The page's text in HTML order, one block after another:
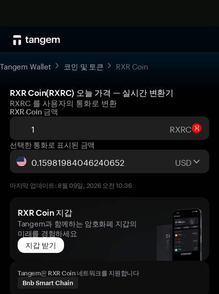
Tangem Wallet 코인 및 토큰 RXR Coin
RXR Coin(RXRC) 오늘 가격 — 실시간 변환기
RXRC 를 사용자의 통화로 변환
RXR Coin 금액
RXRC
선택한 통화로 표시된 금액
USD
마지막 업데이트: 8월 09일, 2026 오전 10:36
RXR Coin 지갑
Tangem과 함께하는 암호화폐 지갑의
미래를 경험하세요
지갑 받기
Tangem은 RXR Coin 네트워크를 지원합니다
Bnb Smart Chain